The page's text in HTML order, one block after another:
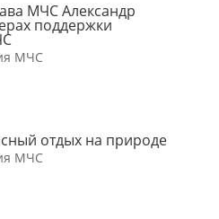
МЧС Александр
поддержки
МЧС
отдых на природе
МЧС